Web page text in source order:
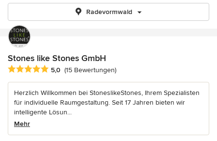
Radevormwald
Stones like Stones GmbH
Durchschnittliche Bewertung: 5 von 5 Sternen
5,0 (15 Bewertungen)
Herzlich Willkommen bei StoneslikeStones, Ihrem Spezialisten
für individuelle Raumgestaltung. Seit 17 Jahren bieten wir
intelligente Lösun...
Mehr